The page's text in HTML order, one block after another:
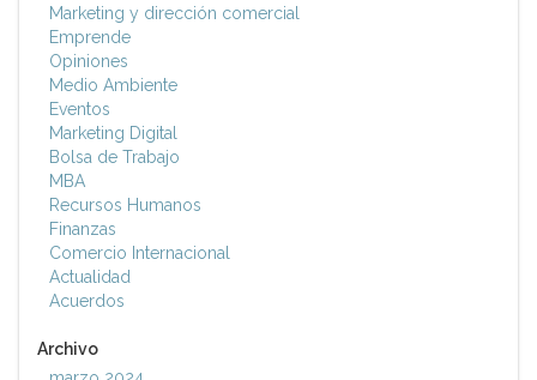
Marketing y dirección comercial
Emprende
Opiniones
Medio Ambiente
Eventos
Marketing Digital
Bolsa de Trabajo
MBA
Recursos Humanos
Finanzas
Comercio Internacional
Actualidad
Acuerdos
Archivo